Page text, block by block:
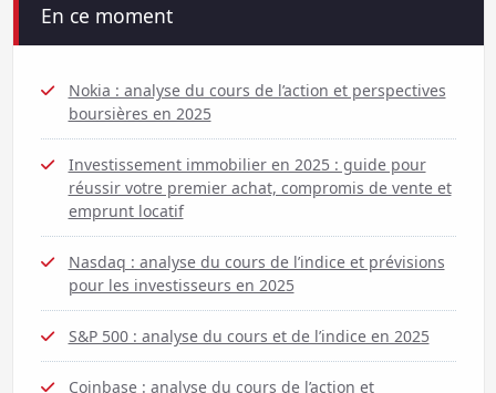
En ce moment
Nokia : analyse du cours de l’action et perspectives
boursières en 2025
Investissement immobilier en 2025 : guide pour
réussir votre premier achat, compromis de vente et
emprunt locatif
Nasdaq : analyse du cours de l’indice et prévisions
pour les investisseurs en 2025
S&P 500 : analyse du cours et de l’indice en 2025
Coinbase : analyse du cours de l’action et